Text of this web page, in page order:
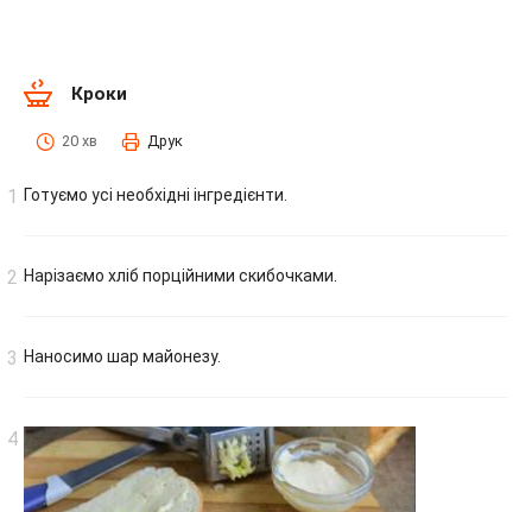
Кроки
20 хв Друк
Готуємо усі необхідні інгредієнти.
Нарізаємо хліб порційними скибочками.
Наносимо шар майонезу.